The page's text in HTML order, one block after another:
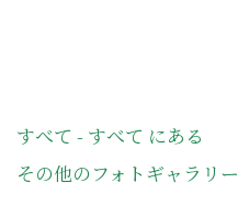
すべて - すべて にある
その他のフォトギャラリー